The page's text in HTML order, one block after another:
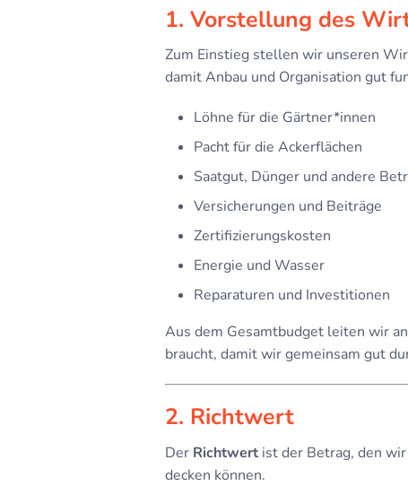
1. Vorstellung des
Zum Einstieg stellen wir unseren
damit Anbau und Organisation gut
Löhne für die Gärtner*innen
Pacht für die Ackerflächen
Saatgut, Dünger und andere
Versicherungen und Beiträge
Zertifizierungskosten
Energie und Wasser
Reparaturen und Investitionen
Aus dem Gesamtbudget leiten wir
braucht, damit wir gemeinsam gut
2. Richtwert
Der Richtwert ist der Betrag, den wir
decken können.